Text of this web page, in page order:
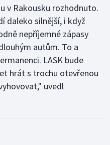
v Rakousku rozhodnuto.
daleko silnější, i když
nepříjemné zápasy
autům. To a
LASK bude
hrát s trochu otevřenou
uvedl